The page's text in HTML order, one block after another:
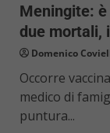
Meningite:
due mortali,
Domenico
Occorre
medico di
puntura...